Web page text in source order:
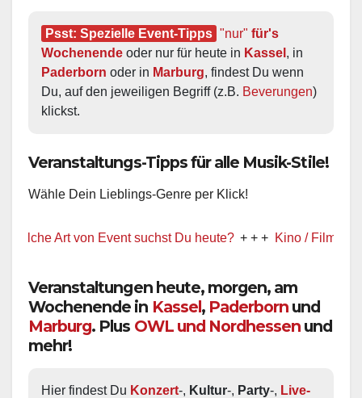
Psst: Spezielle Event-Tipps "nur" für's
Wochenende oder nur für heute in Kassel
Paderborn oder in Marburg, findest Du wenn
Du, auf den jeweiligen Begriff (z.B. Beverungen)
klickst.
Veranstaltungs-Tipps für alle Musik-Stile!
Wähle Dein Lieblings-Genre per Klick!
Art von Event suchst Du heute? + + + Kino / Film + + +
Veranstaltungen heute, morgen, am
Wochenende in Kassel, Paderborn und
Marburg. Plus OWL und Nordhessen und
mehr!
Hier findest Du Konzert-, Kultur-, Party-, Live-